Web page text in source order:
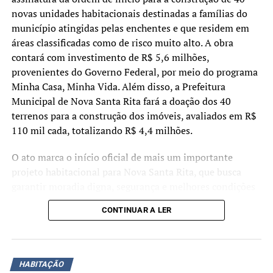
Comprovante de Estado Civil dos candidatos (certidão de
nascimento, certidão de casamento com devidas
averbações, quando for o caso)
Documento de identificação oficial com foto do
procurador igual ao informado na procuração
Atestado/laudo médico assinado por médico(a)
constando o CID-10 para casos de pessoas com
Comprovante de recebimento de BPC por integrante do
Comprovante de residência
Registro de denúncia/Boletim de ocorrência, nas
situações enquadradas na Lei Maria da Penha(Caso tenha
sido informado no CadÚnico)
novas unidades habitacionais destinadas a famílias do
município atingidas pelas enchentes e que residem em
áreas classificadas como de risco muito alto. A obra
contará com investimento de R$ 5,6 milhões,
provenientes do Governo Federal, por meio do programa
Minha Casa, Minha Vida. Além disso, a Prefeitura
Municipal de Nova Santa Rita fará a doação dos 40
terrenos para a construção dos imóveis, avaliados em R$
110 mil cada, totalizando R$ 4,4 milhões.
O ato marca o início oficial de mais um importante
projeto habitacional para Nova Santa Rita, que busca
de vida para famílias que sofreram com os impactos dos
eventos climáticos registrados nos últimos anos
As moradias serão destinadas especificamente a famílias
atingidas pelas enchentes que residem em áreas
CONTINUAR A LER
HABITAÇÃO